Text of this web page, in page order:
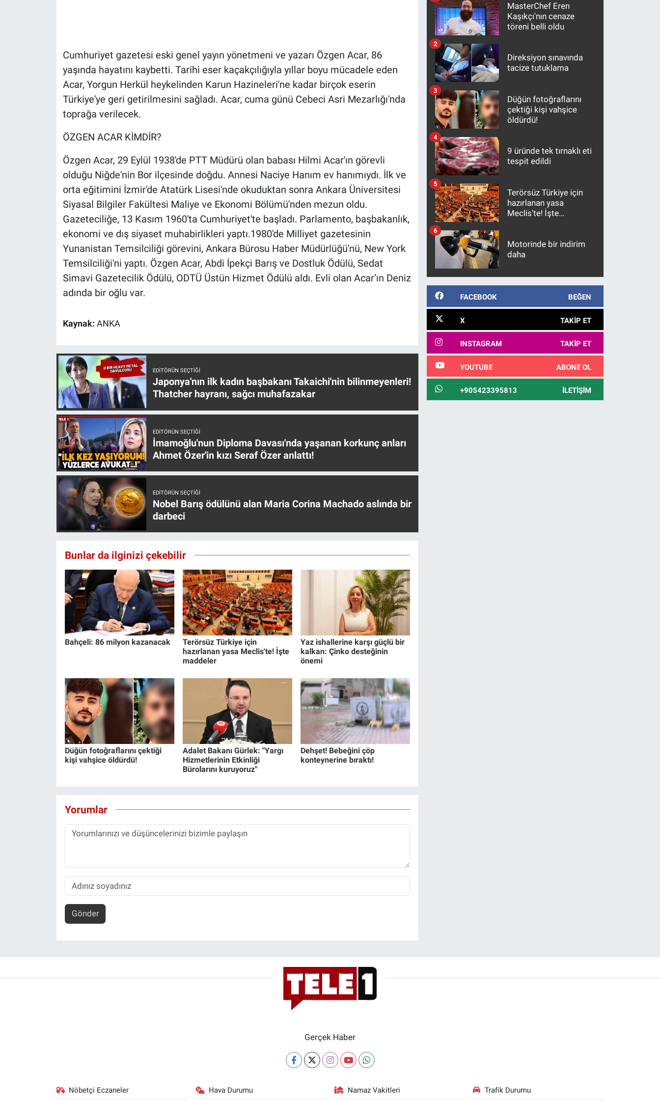
Cumhuriyet gazetesi eski genel yayın yönetmeni ve yazarı Özgen Acar, 86
yaşında hayatını kaybetti. Tarihi eser kaçakçılığıyla yıllar boyu mücadele eden
Acar, Yorgun Herkül heykelinden Karun Hazineleri'ne kadar birçok eserin
Türkiye'ye geri getirilmesini sağladı. Acar, cuma günü Cebeci Asri Mezarlığı'nda
toprağa verilecek.
ÖZGEN ACAR KİMDİR?
Özgen Acar, 29 Eylül 1938'de PTT Müdürü olan babası Hilmi Acar'ın görevli
olduğu Niğde'nin Bor ilçesinde doğdu. Annesi Naciye Hanım ev hanımıydı. İlk ve
orta eğitimini İzmir'de Atatürk Lisesi'nde okuduktan sonra Ankara Üniversitesi
Siyasal Bilgiler Fakültesi Maliye ve Ekonomi Bölümü'nden mezun oldu.
Gazeteciliğe, 13 Kasım 1960'ta Cumhuriyet'te başladı. Parlamento, başbakanlık,
ekonomi ve dış siyaset muhabirlikleri yaptı.1980'de Milliyet gazetesinin
Yunanistan Temsilciliği görevini, Ankara Bürosu Haber Müdürlüğü'nü, New York
Temsilciliği'ni yaptı. Özgen Acar, Abdi İpekçi Barış ve Dostluk Ödülü, Sedat
Simavi Gazetecilik Ödülü, ODTÜ Üstün Hizmet Ödülü aldı. Evli olan Acar’ın Deniz
adında bir oğlu var.
Kaynak: ANKA
EDITÖRÜN SEÇTIĞI
Japonya'nın ilk kadın başbakanı Takaichi'nin bilinmeyenleri!
Thatcher hayranı, sağcı muhafazakar
EDITÖRÜN SEÇTIĞI
İmamoğlu'nun Diploma Davası'nda yaşanan korkunç anları
Ahmet Özer'in kızı Seraf Özer anlattı!
EDITÖRÜN SEÇTIĞI
Nobel Barış ödülünü alan Maria Corina Machado aslında bir
darbeci
Bunlar da ilginizi çekebilir
Bahçeli: 86 milyon kazanacak
Terörsüz Türkiye için
hazırlanan yasa Meclis'te! İşte
maddeler
Yaz ishallerine karşı güçlü bir
kalkan: Çinko desteğinin
önemi
Düğün fotoğraflarını çektiği
kişi vahşice öldürdü!
Adalet Bakanı Gürlek: "Yargı
Hizmetlerinin Etkinliği
Bürolarını kuruyoruz"
Dehşet! Bebeğini çöp
konteynerine bıraktı!
Yorumlar
Gönder
MasterChef Eren
Kaşıkçı'nın cenaze
töreni belli oldu
Direksiyon sınavında
tacize tutuklama
2
Düğün fotoğraflarını
çektiği kişi vahşice
öldürdü!
3
9 üründe tek tırnaklı eti
tespit edildi
4
Terörsüz Türkiye için
hazırlanan yasa
Meclis'te! İşte
5
Motorinde bir indirim
daha
6
FACEBOOK BEĞEN
X TAKIP ET
INSTAGRAM TAKIP ET
YOUTUBE ABONE OL
+905423395813 İLETIŞIM
Gerçek Haber
Nöbetçi Eczaneler Hava Durumu Namaz Vakitleri Trafik Durumu
Kültür Sanat
Ne demişti
Programlar
Türkiye'nin Geleceği
Türkiye'nin Gündemi
Yerel Gündem
Yerel Yaşam
Canlı Yayın